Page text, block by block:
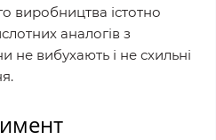
виробництва істотно
аналогів з
вибухають і не схильні